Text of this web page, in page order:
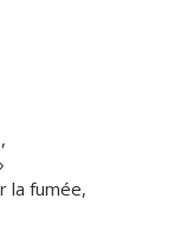
la fumée,